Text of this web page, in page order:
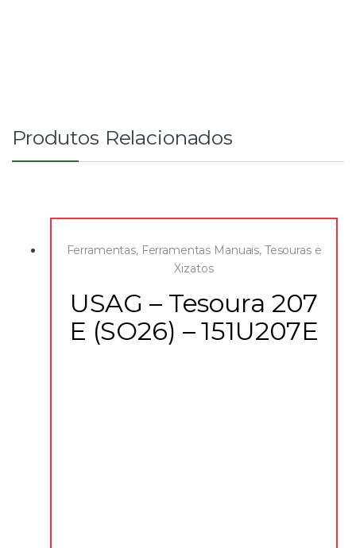
Produtos Relacionados
Ferramentas, Ferramentas Manuais, Tesouras e
Xizatos
USAG – Tesoura 207
E (SO26) – 151U207E